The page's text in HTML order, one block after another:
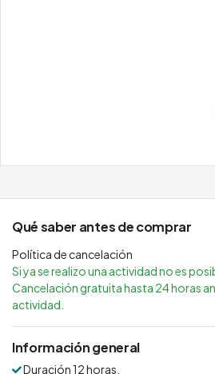
Qué saber antes de comprar
Política de cancelación
Si ya se realizo una actividad no es
Cancelación gratuita hasta 24 horas
actividad.
Información general
Duración 12 horas.